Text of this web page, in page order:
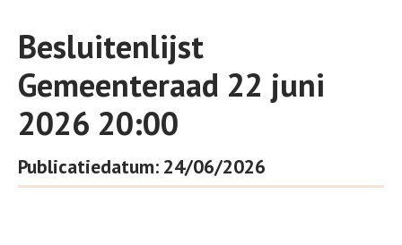
Besluitenlijst
Gemeenteraad 22 juni
2026 20:00
Publicatiedatum: 24/06/2026